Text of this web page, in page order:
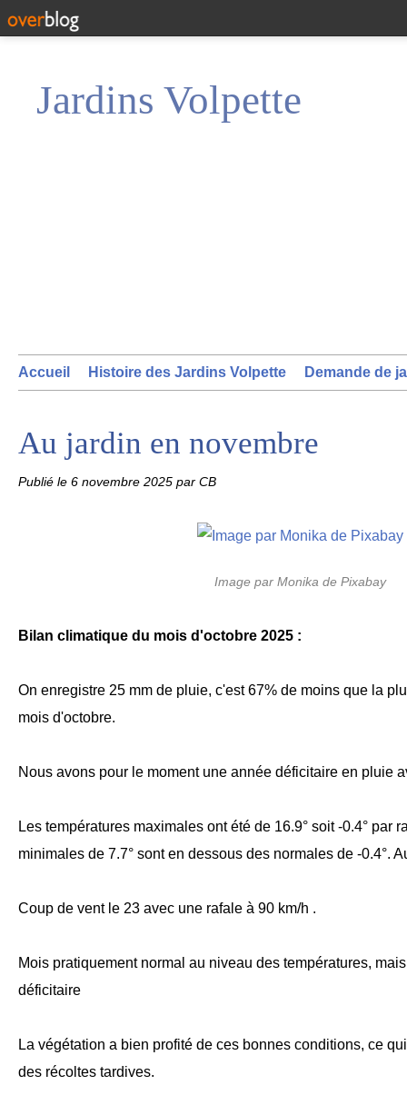
Jardins Volpette
Accueil Histoire des Jardins Volpette Demande de
Au jardin en novembre
Publié le 6 novembre 2025 par CB
Image par Monika de Pixabay
Bilan climatique du mois d'octobre 2025 :
On enregistre 25 mm de pluie, c'est 67% de moins que la
mois d'octobre.
Nous avons pour le moment une année déficitaire en pluie
Les températures maximales ont été de 16.9° soit -0.4° par
minimales de 7.7° sont en dessous des normales de -0.4°.
Coup de vent le 23 avec une rafale à 90 km/h .
Mois pratiquement normal au niveau des températures,
déficitaire
La végétation a bien profité de ces bonnes conditions, ce
des récoltes tardives.